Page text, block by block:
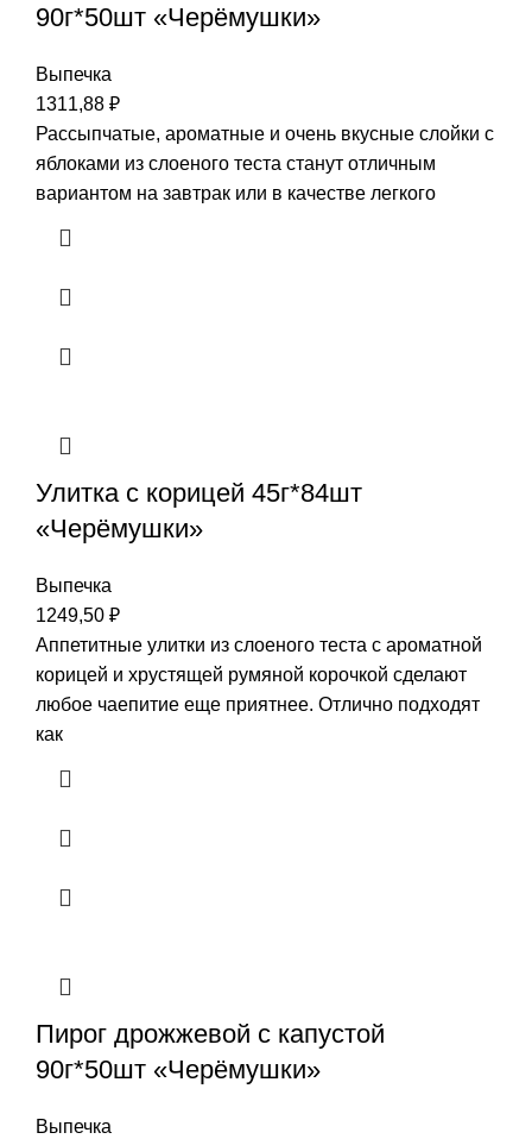
90г*50шт «Черёмушки»
Выпечка
1311,88 ₽
Рассыпчатые, ароматные и очень вкусные слойки с
яблоками из слоеного теста станут отличным
вариантом на завтрак или в качестве легкого
Улитка с корицей 45г*84шт
«Черёмушки»
Выпечка
1249,50 ₽
Аппетитные улитки из слоеного теста с ароматной
корицей и хрустящей румяной корочкой сделают
любое чаепитие еще приятнее. Отлично подходят
как
Пирог дрожжевой с капустой
90г*50шт «Черёмушки»
Выпечка